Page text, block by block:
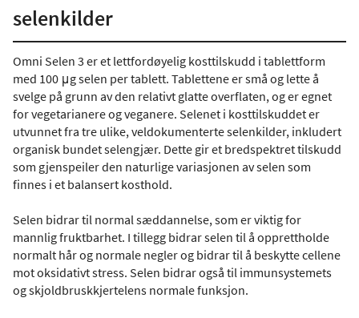
selenkilder
Omni Selen 3 er et lettfordøyelig kosttilskudd i tablettform
med 100 μg selen per tablett. Tablettene er små og lette å
svelge på grunn av den relativt glatte overflaten, og er egnet
for vegetarianere og veganere. Selenet i kosttilskuddet er
utvunnet fra tre ulike, veldokumenterte selenkilder, inkludert
organisk bundet selengjær. Dette gir et bredspektret tilskudd
som gjenspeiler den naturlige variasjonen av selen som
finnes i et balansert kosthold.
Selen bidrar til normal sæddannelse, som er viktig for
mannlig fruktbarhet. I tillegg bidrar selen til å opprettholde
normalt hår og normale negler og bidrar til å beskytte cellene
mot oksidativt stress. Selen bidrar også til immunsystemets
og skjoldbruskkjertelens normale funksjon.